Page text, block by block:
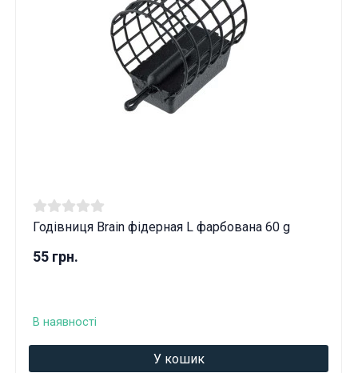
Годівниця Brain фідерная L фарбована 60 g
55 грн.
В наявності
У кошик